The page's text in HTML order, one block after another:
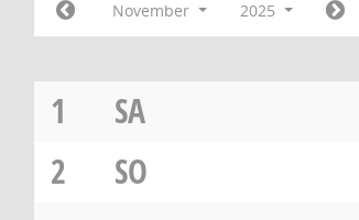
November 2025
1
SA
2
SO